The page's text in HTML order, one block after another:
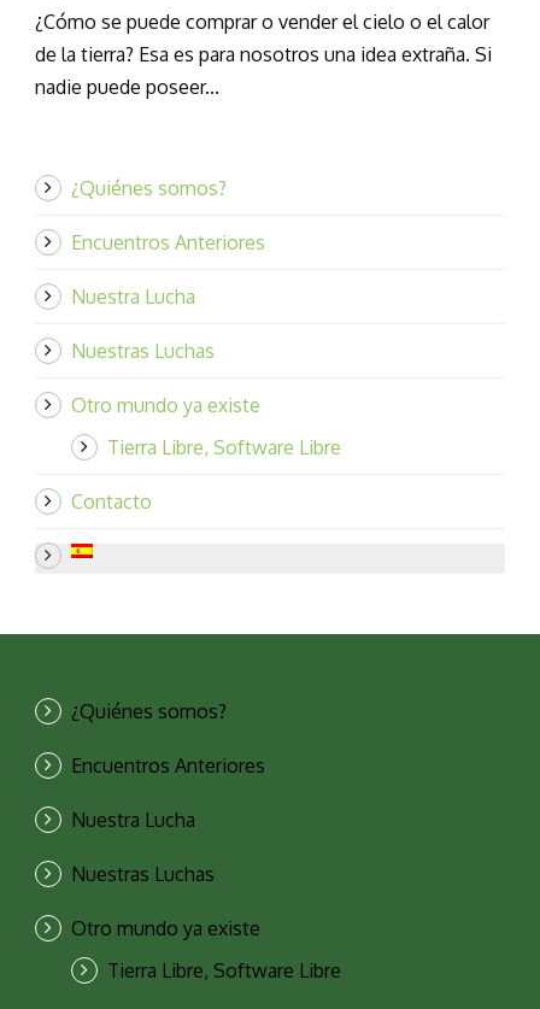
¿Cómo se puede comprar o vender el cielo o el calor
de la tierra? Esa es para nosotros una idea extraña. Si
nadie puede poseer...
¿Quiénes somos?
Encuentros Anteriores
Nuestra Lucha
Nuestras Luchas
Otro mundo ya existe
Tierra Libre, Software Libre
Contacto
¿Quiénes somos?
Encuentros Anteriores
Nuestra Lucha
Nuestras Luchas
Otro mundo ya existe
Tierra Libre, Software Libre